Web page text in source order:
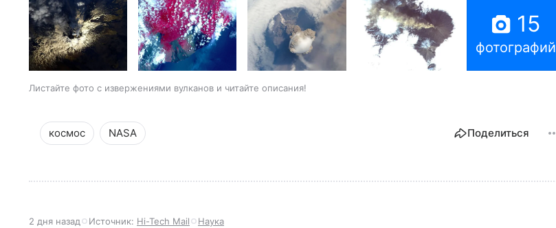
15
фотографий
Листайте фото с извержениями вулканов и читайте описания!
космос NASA Поделиться
2 дня назад Источник: Hi-Tech Mail Наука